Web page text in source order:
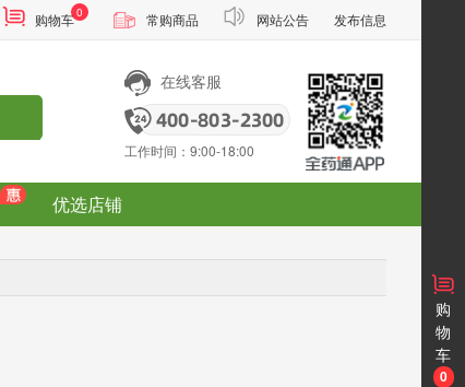
购物车0 常购商品 网站公告 发布信息
在线客服
工作时间：9:00-18:00
优选店铺
购
物
车
0